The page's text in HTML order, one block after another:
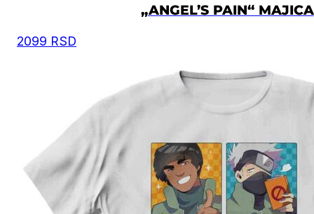
„ANGEL’S PAIN“ MAJICA
2099 RSD